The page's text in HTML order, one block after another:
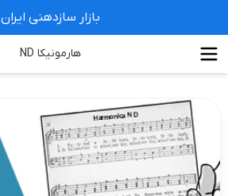
بازار سازدهنی ایران
هارمونیکا ND